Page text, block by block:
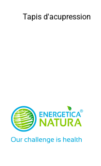
Tapis d'acupression